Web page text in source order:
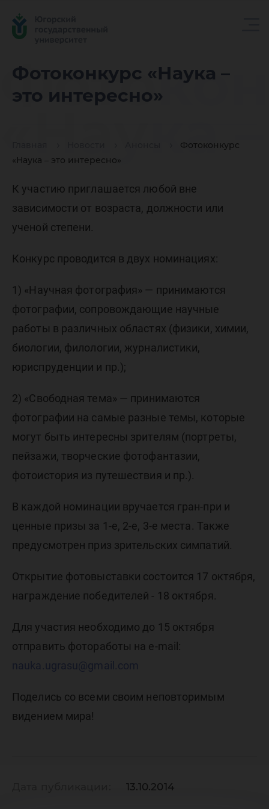
Фотоконкурс «Наука –
это интересно»
Фотоконкурс
«Наука – это интересно»
«Наука
К участию приглашается любой вне
зависимости от возраста, должности или
ученой степени.
Конкурс проводится в двух номинациях:
1) «Научная фотография» — принимаются
фотографии, сопровождающие научные
работы в различных областях (физики, химии,
биологии, филологии, журналистики,
юриспруденции и пр.);
2) «Свободная тема» — принимаются
фотографии на самые разные темы, которые
могут быть интересны зрителям (портреты,
пейзажи, творческие фотофантазии,
фотоистория из путешествия и пр.).
В каждой номинации вручается гран-при и
ценные призы за 1-е, 2-е, 3-е места. Также
предусмотрен приз зрительских симпатий.
Открытие фотовыставки состоится 17 октября,
награждение победителей - 18 октября.
Для участия необходимо до 15 октября
отправить фотоработы на e-mail:
nauka.ugrasu@gmail.com
Поделись со всеми своим неповторимым
видением мира!
13.10.2014